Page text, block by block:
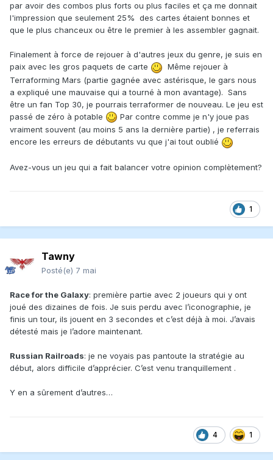
par avoir des combos plus forts ou plus faciles et ça me donnait
l'impression que seulement 25% des cartes étaient bonnes et
que le plus chanceux ou être le premier à les assembler gagnait.
Finalement à force de rejouer à d'autres jeux du genre, je suis en
paix avec les gros paquets de carte
Même rejouer à
Terraforming Mars (partie gagnée avec astérisque, le gars nous
a expliqué une mauvaise qui a tourné à mon avantage). Sans
être un fan Top 30, je pourrais terraformer de nouveau. Le jeu est
passé de zéro à potable
Par contre comme je n'y joue pas
vraiment souvent (au moins 5 ans la dernière partie) , je referrais
encore les erreurs de débutants vu que j'ai tout oublié
Avez-vous un jeu qui a fait balancer votre opinion complètement?
1
Tawny
Posté(e) 7 mai
Race for the Galaxy: première partie avec 2 joueurs qui y ont
joué des dizaines de fois. Je suis perdu avec l’iconographie, je
finis un tour, ils jouent en 3 secondes et c’est déjà à moi. J’avais
détesté mais je l’adore maintenant.
Russian Railroads: je ne voyais pas pantoute la stratégie au
début, alors difficile d’apprécier. C’est venu tranquillement .
Y en a sûrement d’autres…
4 1